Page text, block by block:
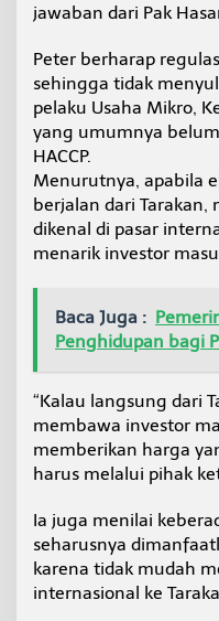
jawaban dari Pak
Peter berharap
sehingga tidak
pelaku Usaha Mikro,
yang umumnya
HACCP.
Menurutnya, apabila
berjalan dari Tarakan,
dikenal di pasar
menarik investor
Baca Juga :
Penghidupan bagi
“Kalau langsung dari
membawa investor
memberikan harga
harus melalui pihak
Ia juga menilai
seharusnya
karena tidak mudah
internasional ke